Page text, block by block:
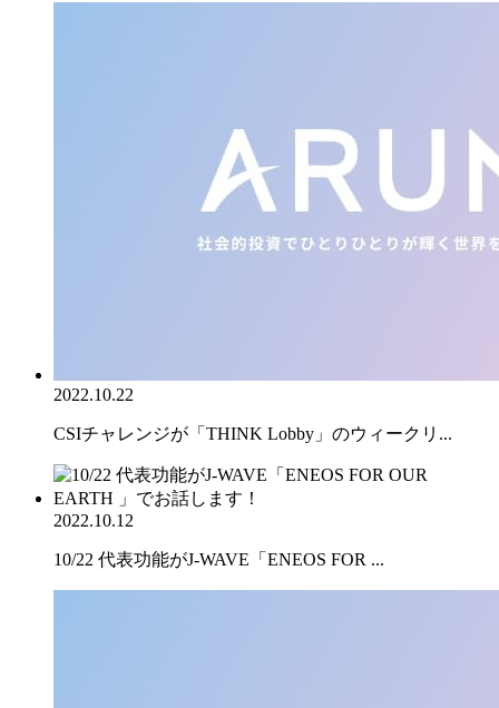
2022.10.22
CSIチャレンジが「THINK Lobby」のウィークリ...
2022.10.12
10/22 代表功能がJ-WAVE「ENEOS FOR ...